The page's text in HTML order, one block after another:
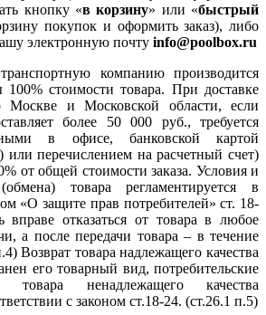
кнопку «в корзину» или «быстрый
покупок и оформить заказ), либо
электронную почту info@poolbox.ru
компанию производится
100% стоимости товара. При доставке
Москве и Московской области, если
более 50 000 руб., требуется
в офисе, банковской картой
или перечислением на расчетный счет)
от общей стоимости заказа. Условия и
товара регламентируется в
«О защите прав потребителей» ст. 18-
вправе отказаться от товара в любое
а после передачи товара – в течение
Возврат товара надлежащего качества
его товарный вид, потребительские
товара ненадлежащего качества
с законом ст.18-24. (ст.26.1 п.5)